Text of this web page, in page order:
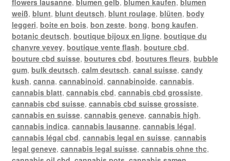
weiß, blunt, blunt deutsch, blunt roulage, blüten, body
leggeri, boite en bois, bon zeste, bong, bong kaufen,
botanic deutsch, boutique bijoux en ligne, boutique du
chanvre vevey, boutique vente flash, bouture cbd,
bouture cbd suisse, boutures cbd, boutures fleurs, bubble
gum, bulk deutsch, calm deutsch, canal suisse, candy
kush, canna, cannabinoid, cannabinoide, cannabis,
cannabis blatt, cannabis cbd, cannabis cbd grossiste,
cannabis cbd suisse, cannabis cbd suisse grossiste,
cannabis en suisse, cannabis geneve, cannabis high,
cannabis indica, cannabis lausanne, cannabis légal,
cannabis légal cbd, cannabis legal en suisse, cannabis
legal geneve, cannabis legal suisse, cannabis ohne thc,